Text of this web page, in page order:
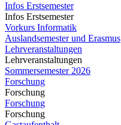
Infos Erstsemester
Infos Erstsemester
Vorkurs Informatik
Auslandsemester und Erasmus
Lehrveranstaltungen
Lehrveranstaltungen
Sommersemester 2026
Forschung
Forschung
Forschung
Forschung